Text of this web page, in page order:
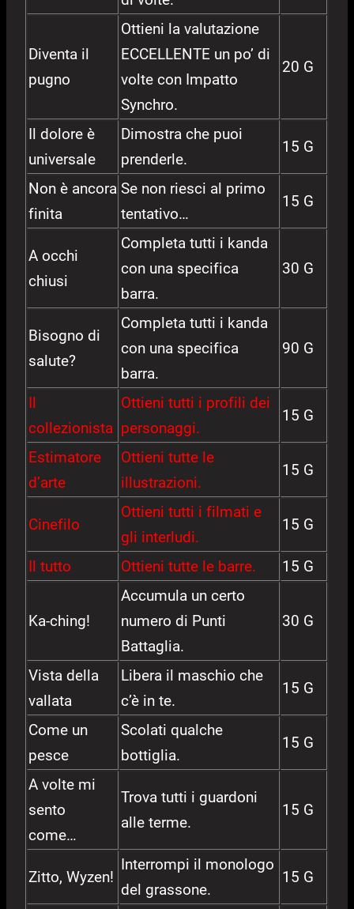
Diventa il
pugno
Ottieni la valutazione
ECCELLENTE un po’ di
volte con Impatto
Synchro.
20 G
Il dolore è
universale
Dimostra che puoi
prenderle.
15 G
Non è ancora
finita
Se non riesci al primo
tentativo…
15 G
A occhi
chiusi
Completa tutti i kanda
con una specifica
barra.
30 G
Bisogno di
salute?
Completa tutti i kanda
con una specifica
barra.
90 G
Il
collezionista
Ottieni tutti i profili dei
personaggi.
15 G
Estimatore
d’arte
Ottieni tutte le
illustrazioni.
15 G
Cinefilo
Ottieni tutti i filmati e
gli interludi.
15 G
Il tutto Ottieni tutte le barre. 15 G
Ka-ching!
Accumula un certo
numero di Punti
Battaglia.
30 G
Vista della
vallata
Libera il maschio che
c’è in te.
15 G
Come un
pesce
Scolati qualche
bottiglia.
15 G
A volte mi
sento
come…
Trova tutti i guardoni
alle terme.
15 G
Zitto, Wyzen!
Interrompi il monologo
del grassone.
15 G